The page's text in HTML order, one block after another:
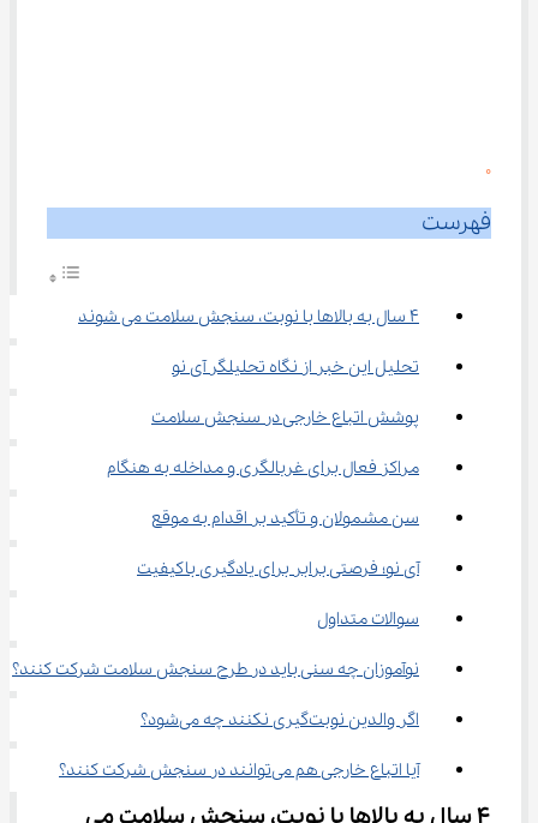
0
فهرست
۴ سال به بالاها با نوبت، سنجش سلامت می شوند
تحلیل این خبر از نگاه تحلیلگر آی نو
پوشش اتباع خارجی در سنجش سلامت
مراکز فعال برای غربالگری و مداخله به هنگام
سن مشمولان و تأکید بر اقدام به موقع
آی نو؛ فرصتی برابر برای یادگیری باکیفیت
سوالات متداول
نوآموزان چه سنی باید در طرح سنجش سلامت شرکت کنند؟
اگر والدین نوبت‌گیری نکنند چه می‌شود؟
آیا اتباع خارجی هم می‌توانند در سنجش شرکت کنند؟